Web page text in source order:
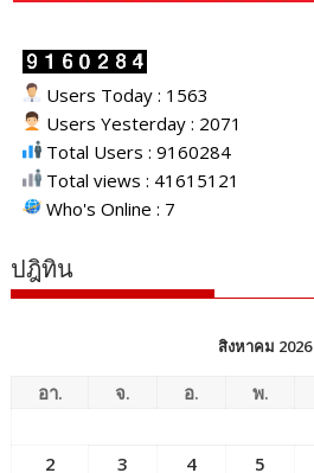
Users Today : 1563
Users Yesterday : 2071
Total Users : 9160284
Total views : 41615121
Who's Online : 7
ปฎิทิน
สิงหาคม 2026
อา. จ. อ. พ.
2
3 4 5